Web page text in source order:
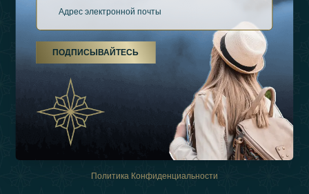
О Нас
Виды Отдыха
Связаться
Политика Конфиденциальности
ПОДПИСЫВАЙТЕСЬ